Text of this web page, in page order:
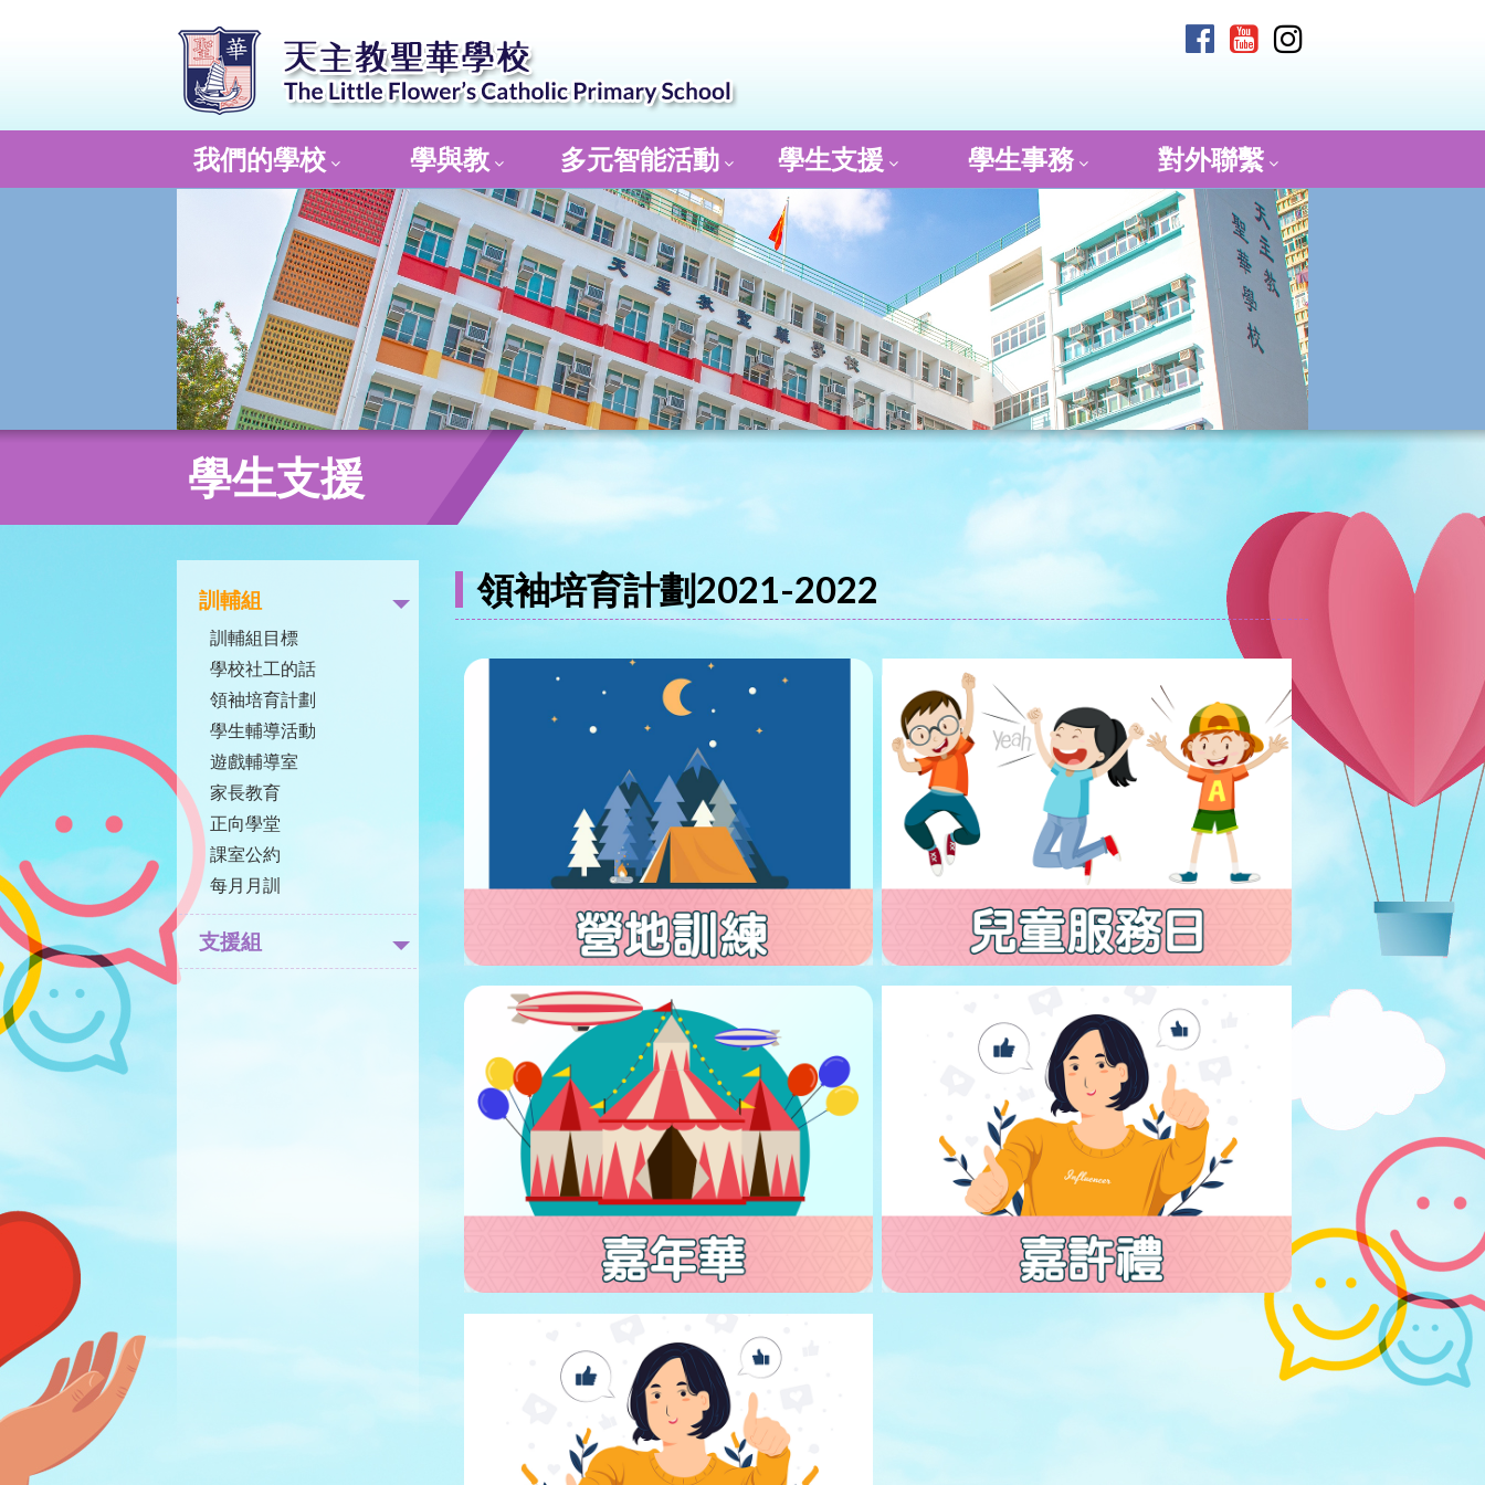
我們的學校 學與教 多元智能活動 學生支援 學生事務 對外聯繫
學生支援
訓輔組
訓輔組目標
學校社工的話
領袖培育計劃
學生輔導活動
遊戲輔導室
家長教育
正向學堂
課室公約
每月月訓
支援組
領袖培育計劃2021-2022